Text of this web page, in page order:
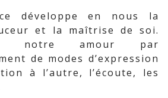
développe en nous la
et la maîtrise de soi.
notre amour par
de modes d’expression
à l’autre, l’écoute, les